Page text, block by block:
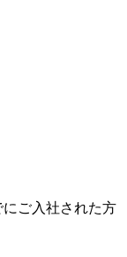
ご入社された方